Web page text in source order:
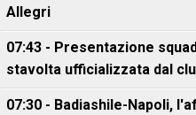
Allegri
07:43 - Presentazione
stavolta ufficializzata dal
07:30 - Badiashile-Napoli,